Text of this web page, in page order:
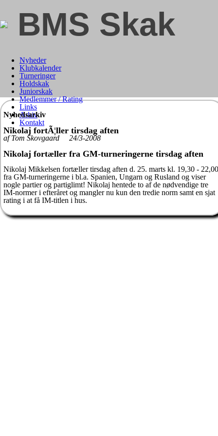
BMS Skak
Nyheder
Klubkalender
Turneringer
Holdskak
Juniorskak
Medlemmer / Rating
Links
Arkiv
Kontakt
Nyhedsarkiv
Nikolaj fortÃ¦ller tirsdag aften
af Tom Skovgaard 24/3-2008
Nikolaj fortæller fra GM-turneringerne tirsdag aften
Nikolaj Mikkelsen fortæller tirsdag aften d. 25. marts kl. 19,30 - 22,00
fra GM-turneringerne i bl.a. Spanien, Ungarn og Rusland og viser
nogle partier og partiglimt! Nikolaj hentede to af de nødvendige tre
IM-normer i efteråret og mangler nu kun den tredie norm samt en sjat
rating i at få IM-titlen i hus.